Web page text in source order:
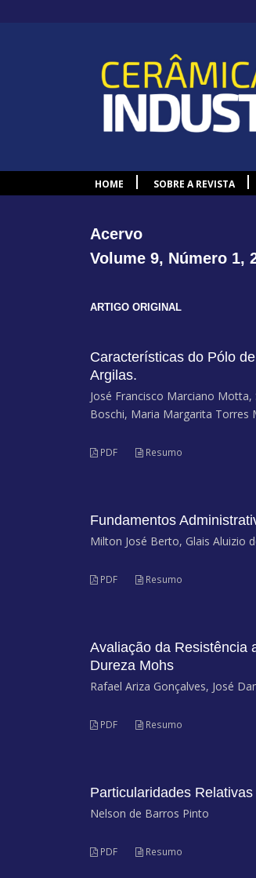
HOME SOBRE A REVISTA
Acervo
Volume 9, Número 1,
ARTIGO ORIGINAL
Características do Pólo
Argilas.
José Francisco Marciano
Boschi, Maria Margarita Torres
PDF Resumo
Fundamentos
Milton José Berto, Glais Aluizio
PDF Resumo
Avaliação da Resistência
Dureza Mohs
Rafael Ariza Gonçalves, José
PDF Resumo
Particularidades
Nelson de Barros Pinto
PDF Resumo